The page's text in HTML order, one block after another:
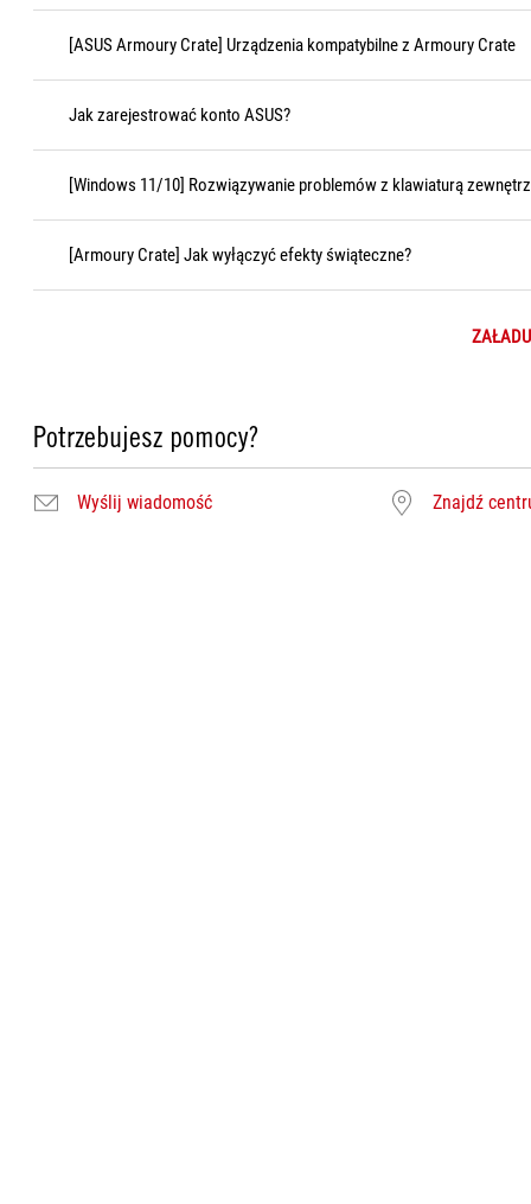
[ASUS Armoury Crate] Urządzenia kompatybilne z Armoury Crate
Jak zarejestrować konto ASUS?
[Windows 11/10] Rozwiązywanie problemów z klawiaturą
[Armoury Crate] Jak wyłączyć efekty świąteczne?
Potrzebujesz pomocy?
Wyślij wiadomość Znajdź